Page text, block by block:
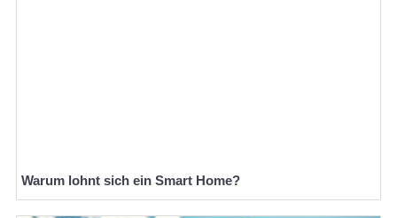
Warum lohnt sich ein Smart Home?